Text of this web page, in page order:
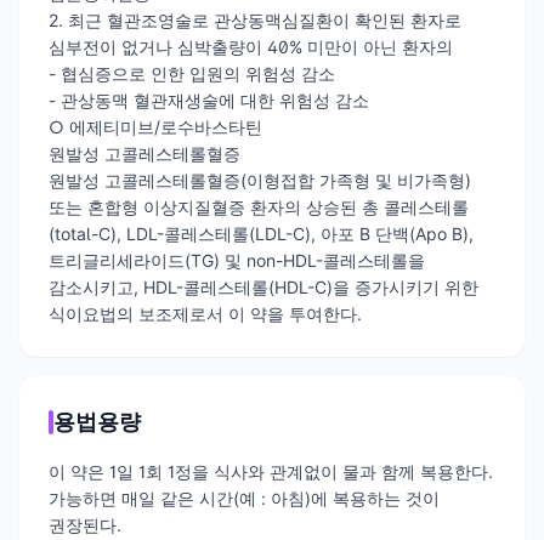
2. 최근 혈관조영술로 관상동맥심질환이 확인된 환자로
심부전이 없거나 심박출량이 40% 미만이 아닌 환자의
- 협심증으로 인한 입원의 위험성 감소
- 관상동맥 혈관재생술에 대한 위험성 감소
○ 에제티미브/로수바스타틴
원발성 고콜레스테롤혈증
원발성 고콜레스테롤혈증(이형접합 가족형 및 비가족형)
또는 혼합형 이상지질혈증 환자의 상승된 총 콜레스테롤
(total-C), LDL-콜레스테롤(LDL-C), 아포 B 단백(Apo B),
트리글리세라이드(TG) 및 non-HDL-콜레스테롤을
감소시키고, HDL-콜레스테롤(HDL-C)을 증가시키기 위한
식이요법의 보조제로서 이 약을 투여한다.
용법용량
이 약은 1일 1회 1정을 식사와 관계없이 물과 함께 복용한다.
가능하면 매일 같은 시간(예 : 아침)에 복용하는 것이
권장된다.